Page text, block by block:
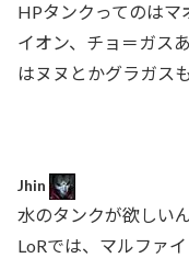
HPタンクってのはマ
イオン、チョ＝ガス
はヌヌとかグラガス
Jhin
水のタンクが欲しい
LoRでは、マルファ